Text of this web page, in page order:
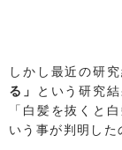
しかし最近の研
る」
という研究
「白髪を抜くと
いう事が判明した